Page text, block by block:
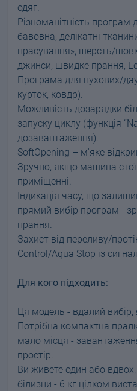
одяг.
Різноманітність програм
бавовна, делікатні
прасування», шерсть/
джинси, швидке прання,
Програма для пухових/
курток, ковдр).
Можливість дозарядки
запуску циклу (функція
дозавантаження).
SoftOpening – м'яке
Зручно, якщо машина
приміщенні.
Індикація часу, що
прямий вибір програм -
прання.
Захист від переливу/
Control/Aqua Stop із
Для кого підходить:
Ця модель - вдалий вибір,
Потрібна компактна
мало місця -
простір.
Ви живете один або
білизни - 6 кг цілком